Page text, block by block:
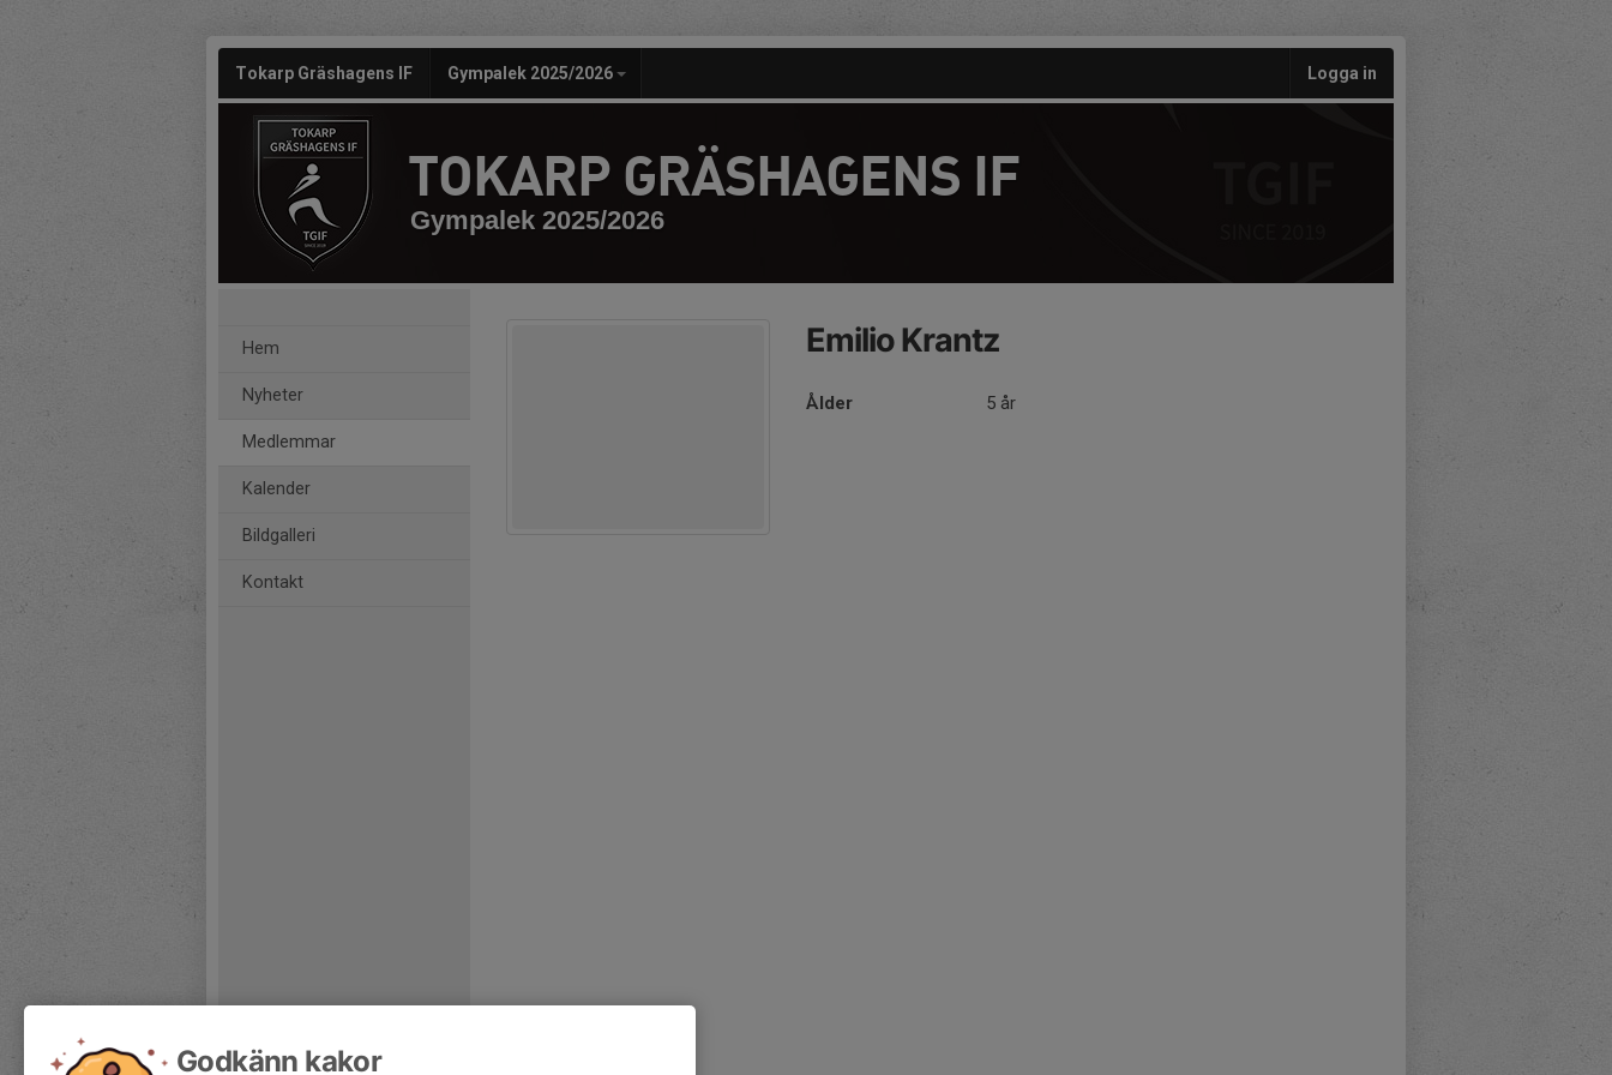
Tokarp Gräshagens IF Gympalek 2025/2026 Logga in
TOKARP GRÄSHAGENS IF
Gympalek 2025/2026
Hem
Nyheter
Medlemmar
Kalender
Bildgalleri
Kontakt
Emilio Krantz
Ålder 5 år
Godkänn kakor